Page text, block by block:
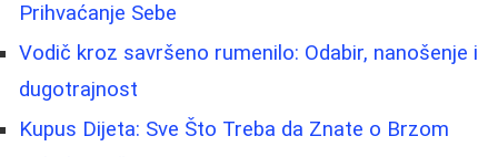
Prihvaćanje Sebe
Vodič kroz savršeno rumenilo: Odabir, nanošenje i
dugotrajnost
Kupus Dijeta: Sve Što Treba da Znate o Brzom